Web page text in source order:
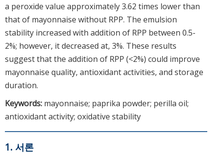
a peroxide value approximately 3.62 times lower than
that of mayonnaise without RPP. The emulsion
stability increased with addition of RPP between 0.5-
2%; however, it decreased at, 3%. These results
suggest that the addition of RPP (<2%) could improve
mayonnaise quality, antioxidant activities, and storage
duration.
Keywords: mayonnaise; paprika powder; perilla oil;
antioxidant activity; oxidative stability
1. 서론